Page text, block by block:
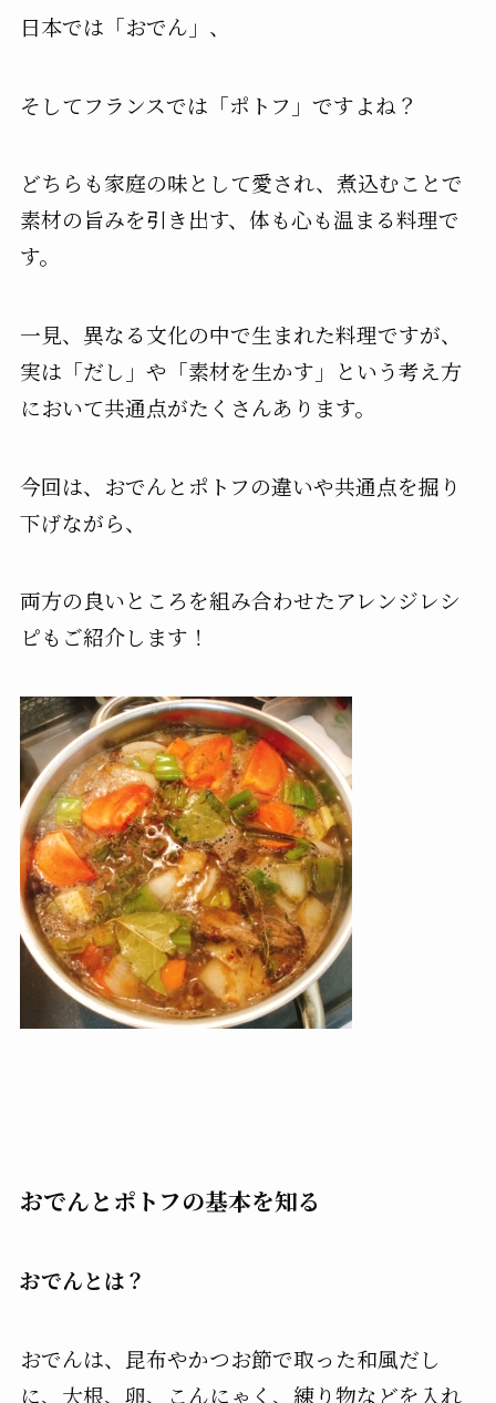
日本では「おでん」、
そしてフランスでは「ポトフ」ですよね？
どちらも家庭の味として愛され、煮込むことで
素材の旨みを引き出す、体も心も温まる料理で
す。
一見、異なる文化の中で生まれた料理ですが、
実は「だし」や「素材を生かす」という考え方
において共通点がたくさんあります。
今回は、おでんとポトフの違いや共通点を掘り
下げながら、
両方の良いところを組み合わせたアレンジレシ
ピもご紹介します！
おでんとポトフの基本を知る
おでんとは？
おでんは、昆布やかつお節で取った和風だし
に、大根、卵、こんにゃく、練り物などを入れ